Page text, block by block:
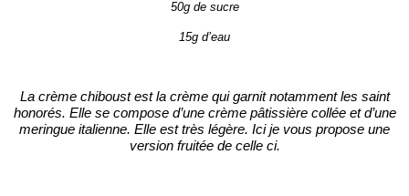
50g de sucre
15g d’eau
La crème chiboust est la crème qui garnit notamment les saint
honorés. Elle se compose d’une crème pâtissière collée et d’une
meringue italienne. Elle est très légère. Ici je vous propose une
version fruitée de celle ci.